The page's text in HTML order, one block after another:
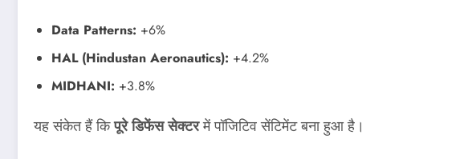
Data Patterns: +6%
HAL (Hindustan Aeronautics): +4.2%
MIDHANI: +3.8%
यह संकेत हैं किपूरे डिफेंस सेक्टरमें पॉजिटिव सेंटिमेंट बना हुआ है।